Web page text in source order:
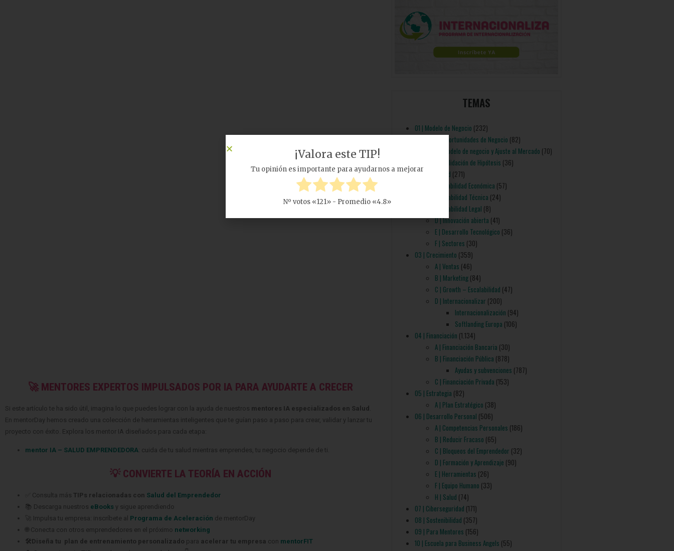
🚀 MENTORES EXPERTOS IMPULSADOS POR IA PARA AYUDARTE A CRECER
Si este artículo te ha sido útil, imagina lo que puedes lograr con la ayuda de nuestros mentores IA especializados en Salud
En mentorDay hemos creado una colección de herramientas inteligentes que te guían paso a paso para crear, validar y lanzar tu
proyecto con éxito. Explora los mentor IA diseñados para cada etapa:
mentor IA – SALUD EMPRENDEDORA : cuida de tu salud mientras emprendes, tu negocio depende de ti.
💡 CONVIERTE LA TEORÍA EN ACCIÓN
✅ Consulta más TIPs relacionadas con Salud del Emprendedor
📚 Descarga nuestros eBooks y sigue aprendiendo
🚀 Impulsa tu empresa: inscríbete al Programa de Aceleración de mentorDay
🌐 Conecta con otros emprendedores en el próximo networking
🛠️Diseña tu plan de entrenamiento personalizado para acelerar tu empresa con mentorFIT
TEMAS
01 | Modelo de Negocio (232)
A | Oportunidades de Negocio (82)
B | Modelo de negocio y Ajuste al Mercado (70)
C | Validación de Hipótesis (36)
02 | Viabilidad (271)
A | Viabilidad Económica (57)
B | Viabilidad Técnica (24)
C | Viabilidad Legal (8)
D | Innovación abierta (41)
E | Desarrollo Tecnológico (36)
F | Sectores (30)
03 | Crecimiento (359)
A | Ventas (46)
B | Marketing(84)
C | Growth – Escalabilidad (47)
D | Internacionalizar (200)
Internacionalización (94)
Softlanding Europa (106)
04 | Financiación (1.134)
A | Financiación Bancaria (30)
B | Financiación Pública (878)
Ayudas y subvenciones (787)
C | Financiación Privada (153)
05 | Estrategia (82)
A | Plan Estratégico (38)
06 | Desarrollo Personal (506)
A | Competencias Personales (186)
B | Reducir Fracaso (65)
C | Bloqueos del Emprendedor (32)
D | Formación y Aprendizaje (90)
E | Herramientas (26)
F | Equipo Humano (33)
H | Salud (74)
07 | Ciberseguridad (171)
08 | Sostenibilidad (357)
09 | Para Mentores (156)
10 | Escuela para Business Angels (55)